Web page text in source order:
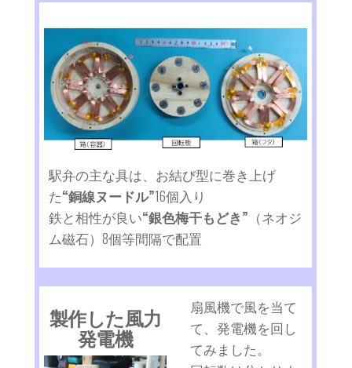
駅弁の主な具は、お結び型に巻き上げ
た“銅線ヌードル”16個入り
鉄と相性が良い“銀色梅干もどき” （ネオジ
ム磁石）8個等間隔で配置
製作した風力
発電機
扇風機で風を当て
て、発電機を回し
てみました。